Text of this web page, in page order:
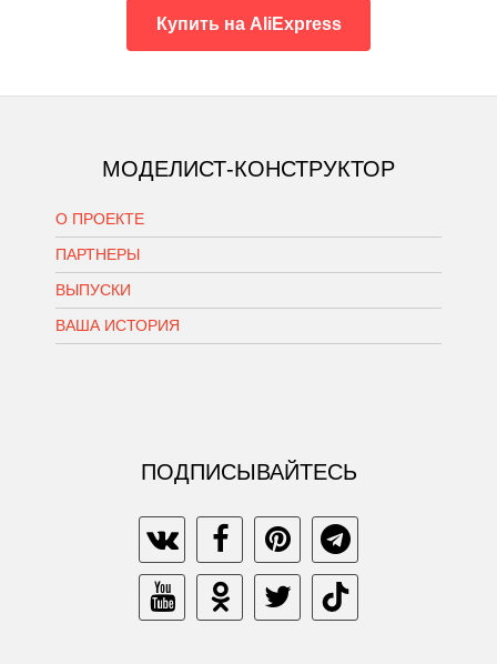
Купить на AliExpress
МОДЕЛИСТ-КОНСТРУКТОР
О ПРОЕКТЕ
ПАРТНЕРЫ
ВЫПУСКИ
ВАША ИСТОРИЯ
ПОДПИСЫВАЙТЕСЬ